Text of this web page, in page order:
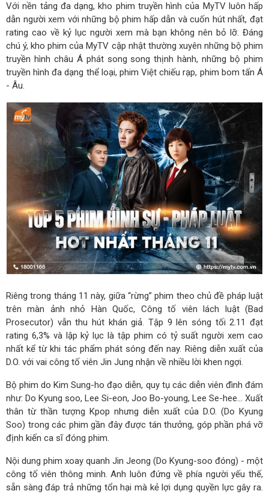
Với nền tảng đa dạng, kho phim truyền hình của MyTV luôn hấp
dẫn người xem với những bộ phim hấp dẫn và cuốn hút nhất, đạt
rating cao về kỷ lục người xem mà bạn không nên bỏ lỡ. Đáng
chú ý, kho phim của MyTV cập nhật thường xuyên những bộ phim
truyền hình châu Á phát song song thịnh hành, những bộ phim
truyền hình đa dạng thể loại, phim Việt chiếu rạp, phim bom tấn Á
- Âu.
Riêng trong tháng 11 này, giữa “rừng” phim theo chủ đề pháp luật
trên màn ảnh nhỏ Hàn Quốc, Công tố viên lách luật (Bad
Prosecutor) vẫn thu hút khán giả. Tập 9 lên sóng tối 2.11 đạt
rating 6,3% và lập kỷ lục là tập phim có tỷ suất người xem cao
nhất kể từ khi tác phẩm phát sóng đến nay. Riêng diễn xuất của
D.O. với vai công tố viên Jin Jung nhận về nhiều lời khen ngợi.
Bộ phim do Kim Sung-ho đạo diễn, quy tụ các diễn viên đình đám
như: Do Kyung soo, Lee Si-eon, Joo Bo-young, Lee Se-hee… Xuất
thân từ thần tượng Kpop nhưng diễn xuất của D.O. (Do Kyung
Soo) trong các phim gần đây được tán thưởng, góp phần phá vỡ
định kiến ca sĩ đóng phim.
Nội dung phim xoay quanh Jin Jeong (Do Kyung-soo đóng) - một
công tố viên thông minh. Anh luôn đứng về phía người yếu thế,
sẵn sàng đáp trả những tổn hại mà kẻ lợi dụng quyền lực gây ra.